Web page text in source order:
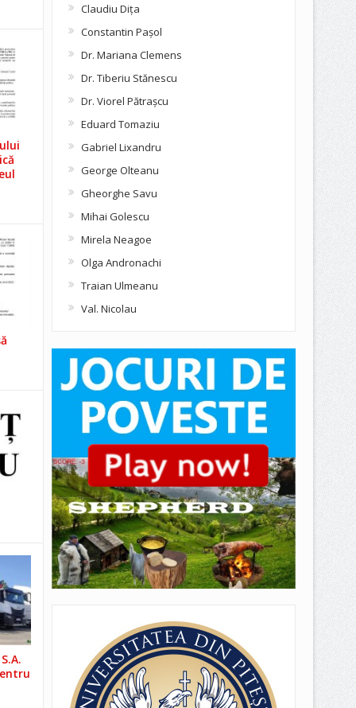
Claudiu Diţa
Constantin Pașol
Dr. Mariana Clemens
Dr. Tiberiu Stănescu
Dr. Viorel Pătraşcu
Eduard Tomaziu
Gabriel Lixandru
George Olteanu
Gheorghe Savu
Mihai Golescu
Mirela Neagoe
Olga Andronachi
Traian Ulmeanu
Val. Nicolau